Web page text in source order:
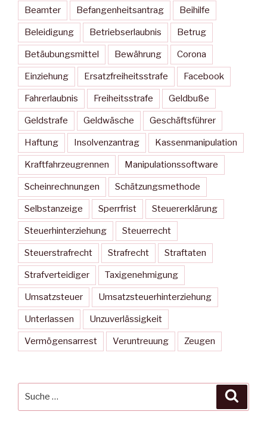
Beamter Befangenheitsantrag Beihilfe
Beleidigung Betriebserlaubnis Betrug
Betäubungsmittel Bewährung Corona
Einziehung Ersatzfreiheitsstrafe Facebook
Fahrerlaubnis Freiheitsstrafe Geldbuße
Geldstrafe Geldwäsche Geschäftsführer
Haftung Insolvenzantrag Kassenmanipulation
Kraftfahrzeugrennen Manipulationssoftware
Scheinrechnungen Schätzungsmethode
Selbstanzeige Sperrfrist Steuererklärung
Steuerhinterziehung Steuerrecht
Steuerstrafrecht Strafrecht Straftaten
Strafverteidiger Taxigenehmigung
Umsatzsteuer Umsatzsteuerhinterziehung
Unterlassen Unzuverlässigkeit
Vermögensarrest Veruntreuung Zeugen